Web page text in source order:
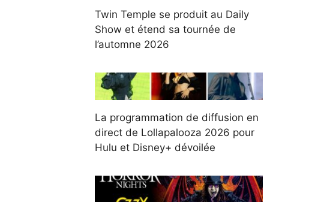
Twin Temple se produit au Daily
Show et étend sa tournée de
l’automne 2026
La programmation de diffusion en
direct de Lollapalooza 2026 pour
Hulu et Disney+ dévoilée